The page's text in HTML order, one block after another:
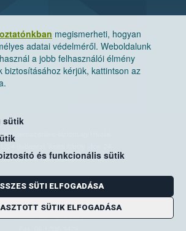
megismerheti, hogyan
adatai védelméről. Weboldalunk
a jobb felhasználói élmény
biztosításához kérjük, kattintson az
sütik
és funkcionális sütik
SÜTI ELFOGADÁSA
SÜTIK ELFOGADÁSA
Élelmiszerlánc-biztonsági Hivatal
cím: 1525 Budapest. Pf. 30.
ugyfelszolgalat@nebih.gov.hu
Zöld szám: 06-80/263-244
Telefon: 06-1/ 336-9000